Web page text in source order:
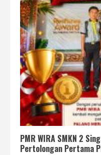
PMR WIRA SMKN 2
Pertolongan Pertama